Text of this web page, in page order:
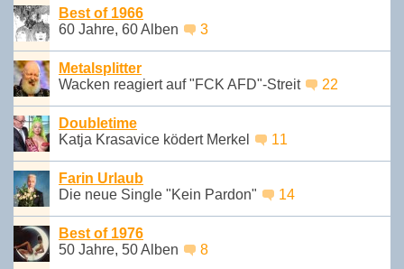
Best of 1966
60 Jahre, 60 Alben
3
Metalsplitter
Wacken reagiert auf "FCK AFD"-Streit
22
Doubletime
Katja Krasavice ködert Merkel
11
Farin Urlaub
Die neue Single "Kein Pardon"
14
Best of 1976
50 Jahre, 50 Alben
8